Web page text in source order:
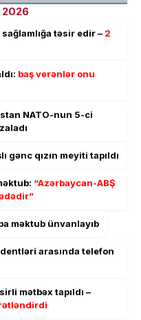
təsir edir – 2
baş verənlər onu
NATO-nun 5-ci
gənc qızın meyiti tapıldı
“Azərbaycan-ABŞ
məktub ünvanlayıb
arasında telefon
mətbəx tapıldı –